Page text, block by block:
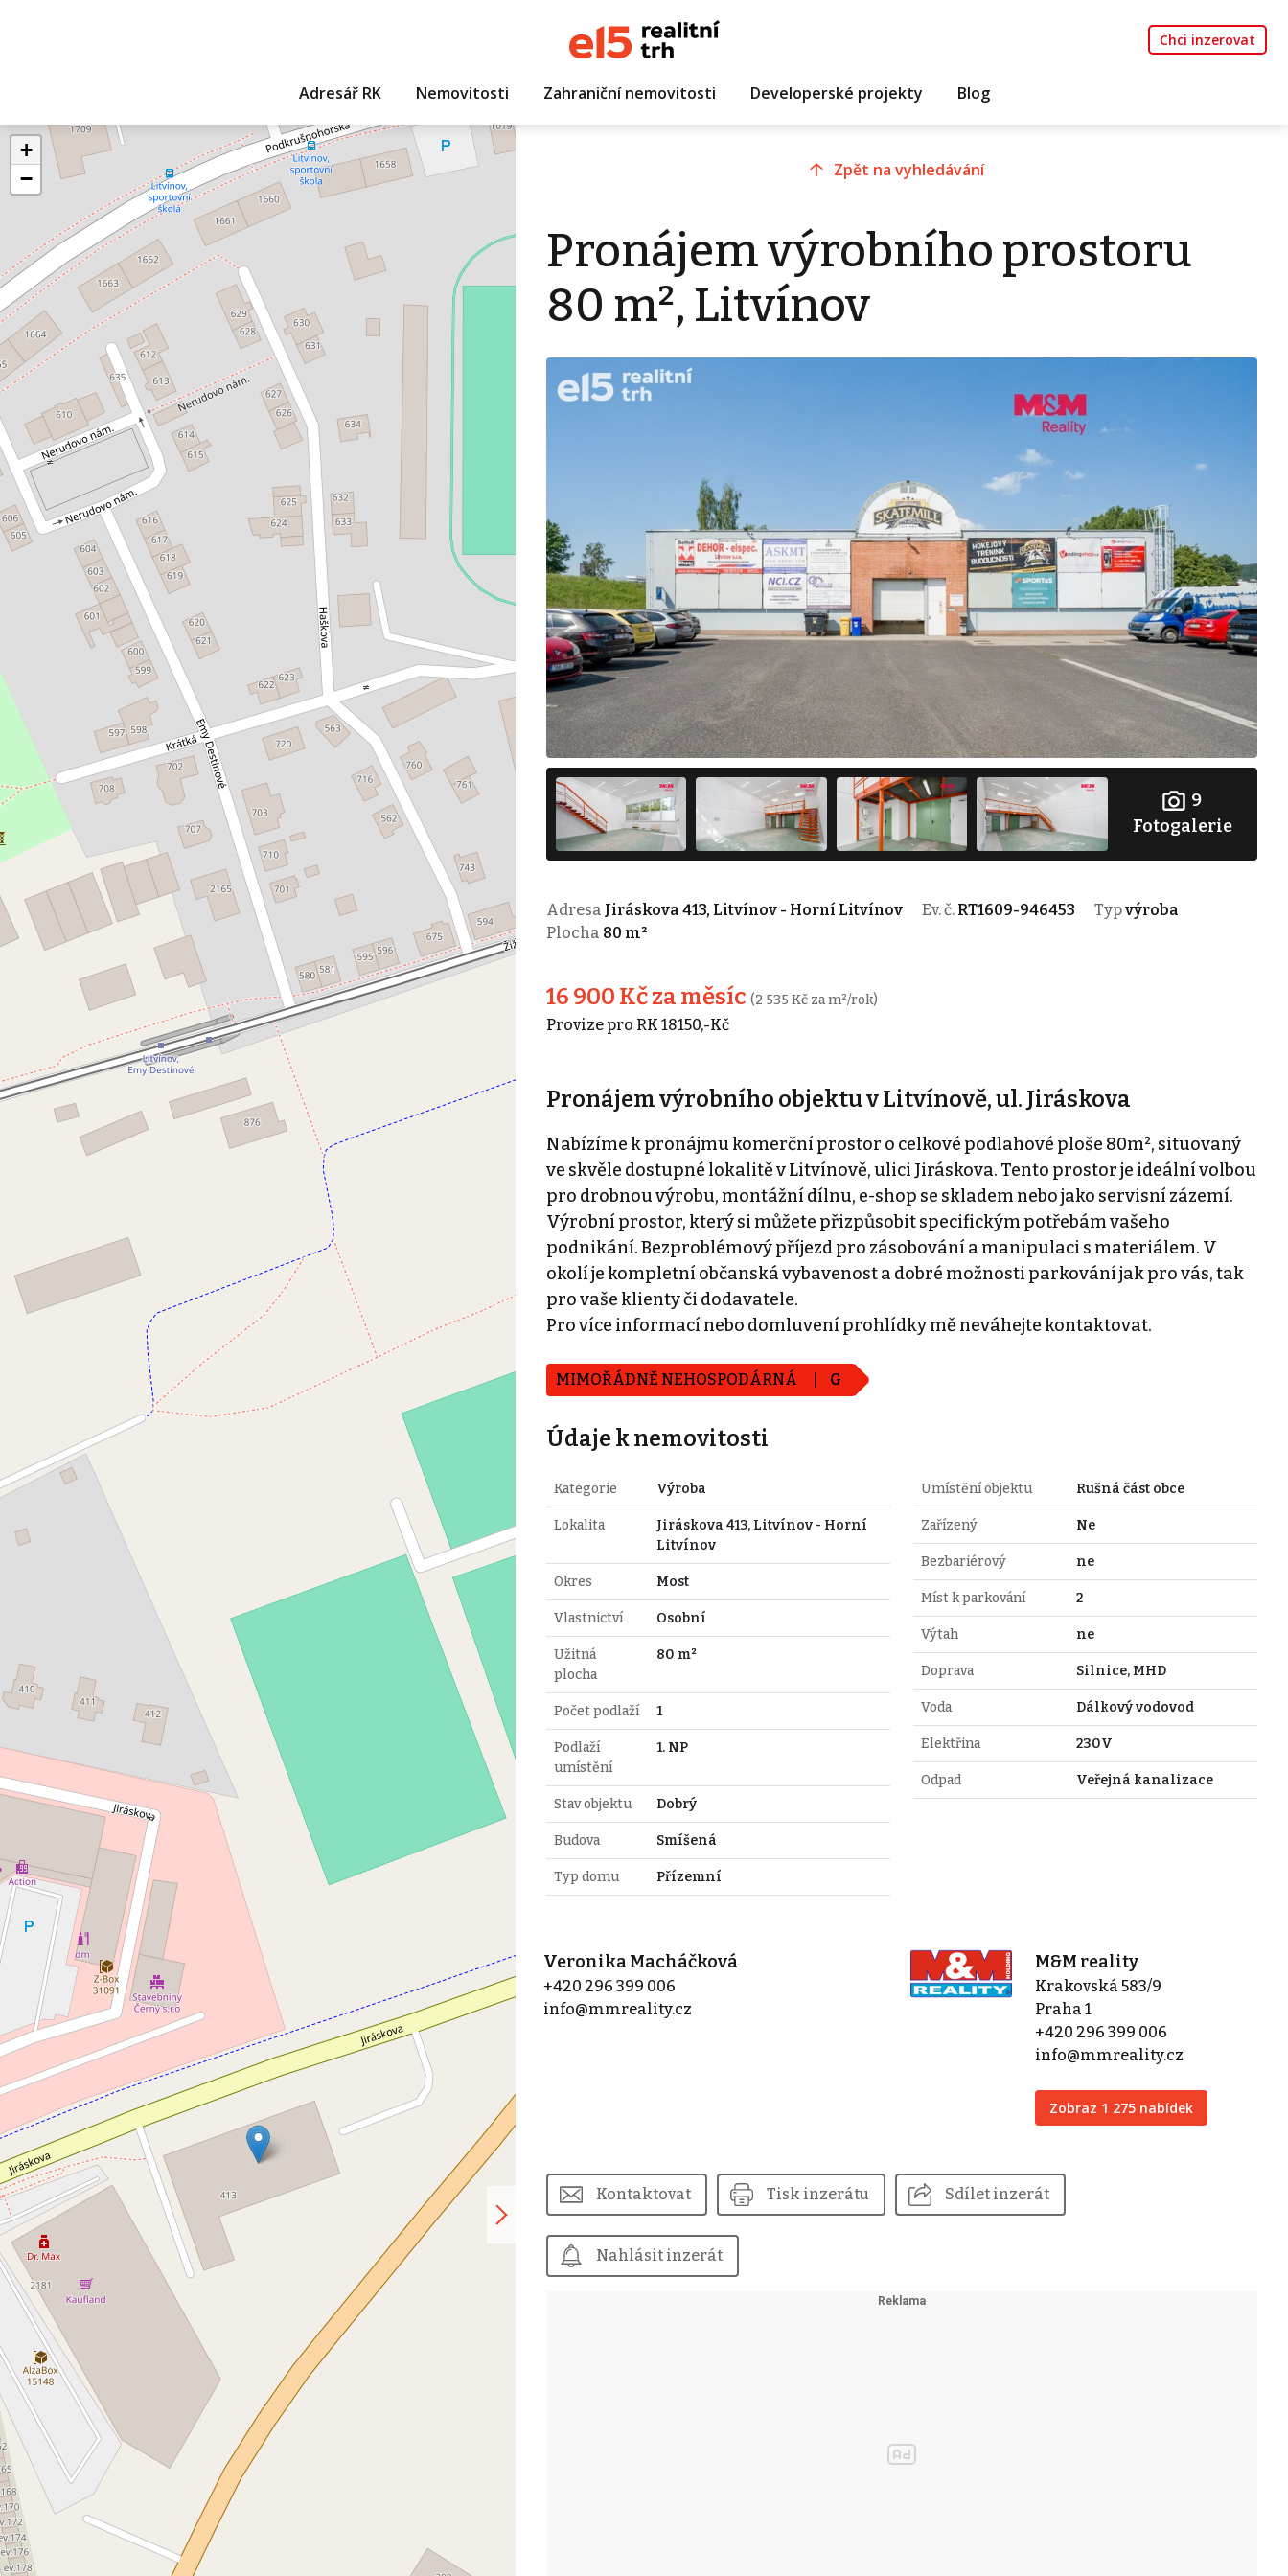
Chci inzerovat
Adresář RK Nemovitosti Zahraniční nemovitosti Developerské projekty Blog
+
−
Zpět na vyhledávání
Pronájem výrobního prostoru
80 m², Litvínov
9
Fotogalerie
Adresa Jiráskova 413, Litvínov - Horní Litvínov Ev. č. RT1609-946453 Typvýroba
Plocha 80 m²
16 900 Kč za měsíc (2 535 Kč za m²/rok)
Provize pro RK 18150,-Kč
Pronájem výrobního objektu v Litvínově, ul. Jiráskova
Nabízíme k pronájmu komerční prostor o celkové podlahové ploše 80m², situovaný
ve skvěle dostupné lokalitě v Litvínově, ulici Jiráskova. Tento prostor je ideální volbou
pro drobnou výrobu, montážní dílnu, e-shop se skladem nebo jako servisní zázemí.
Výrobní prostor, který si můžete přizpůsobit specifickým potřebám vašeho
podnikání. Bezproblémový příjezd pro zásobování a manipulaci s materiálem. V
okolí je kompletní občanská vybavenost a dobré možnosti parkování jak pro vás, tak
pro vaše klienty či dodavatele.
Pro více informací nebo domluvení prohlídky mě neváhejte kontaktovat.
MIMOŘÁDNĚ NEHOSPODÁRNÁ G
Údaje k nemovitosti
Kategorie Výroba
Lokalita
Jiráskova 413, Litvínov - Horní
Litvínov
Okres Most
Vlastnictví Osobní
Užitná
plocha
80 m²
Počet podlaží 1
Podlaží
umístění
1. NP
Stav objektu Dobrý
Budova Smíšená
Typ domu Přízemní
Umístění objektu Rušná část obce
Zařízený Ne
Bezbariérový ne
Míst k parkování 2
Výtah ne
Doprava Silnice, MHD
Voda Dálkový vodovod
Elektřina 230V
Odpad Veřejná kanalizace
Veronika Macháčková
+420 296 399 006
info@mmreality.cz
M&M reality
Krakovská 583/9
Praha 1
+420 296 399 006
info@mmreality.cz
Zobraz 1 275 nabídek
Kontaktovat Tisk inzerátu Sdílet inzerát
Nahlásit inzerát